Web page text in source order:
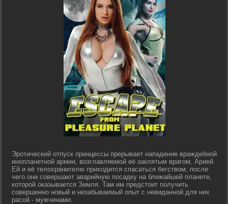
Эротический отпуск принцессы прерывает нападение враждебной
инопланетной армии, возглавляемой её заклятым врагом, Арией.
Ей и её телохранителю приходится спасаться бегством, после
чего они совершают аварийную посадку на ближайшей планете,
которой оказывается Земля. Там им предстоит получить
совершенно новый и незабываемый опыт с невиданной для них
расой - мужчинами.